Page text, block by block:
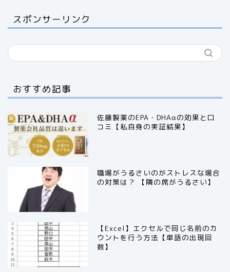
スポンサーリンク
おすすめ記事
佐藤製薬のEPA・DHAαの効果と口
コミ【私自身の実証結果】
職場がうるさいのがストレスな場合
の対策は？ 【隣の席がうるさい】
【Excel】エクセルで同じ名前のカ
ウントを行う方法【単語の出現回
数】